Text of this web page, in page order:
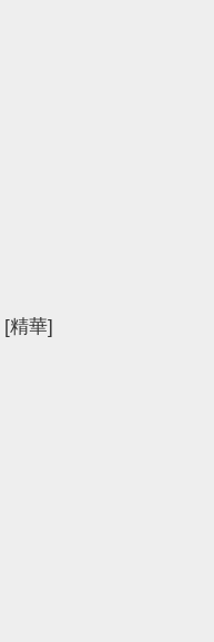
[精華]